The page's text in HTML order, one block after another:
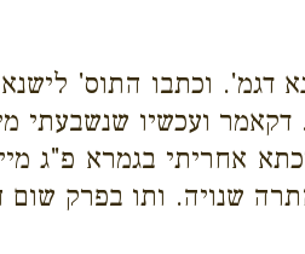
דגמ'. וכתבו התוס'
ועכשיו שנשבעתי
אחריתי בגמרא פ"ג
שנויה. ותו בפרק שום